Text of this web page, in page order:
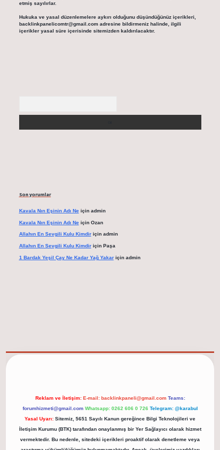
etmiş sayılırlar.
Hukuka ve yasal düzenlemelere aykırı olduğunu düşündüğünüz içerikleri,
backlinkpanelicomtr@gmail.comadresine bildirmeniz halinde, ilgili
içerikler yasal süre içerisinde sitemizden kaldırılacaktır.
Son yorumlar
Kavala Nın Eşinin Adı Neiçin admin
Kavala Nın Eşinin Adı Neiçin Ozan
Allahın En Sevgili Kulu Kimdiriçin admin
Allahın En Sevgili Kulu Kimdiriçin Paşa
1 Bardak Yeşil Çay Ne Kadar Yağ Yakariçin admin
Reklam ve İletişim: E-mail: backlinkpaneli@gmail.com Teams:
forumhizmeti@gmail.com Whatsapp: 0262 606 0 726 Telegram: @karabul
Yasal Uyarı: Sitemiz, 5651 Sayılı Kanun gereğince Bilgi Teknolojileri ve
İletişim Kurumu (BTK) tarafından onaylanmış bir Yer Sağlayıcı olarak hizmet
vermektedir. Bu nedenle, sitedeki içerikleri proaktif olarak denetleme veya